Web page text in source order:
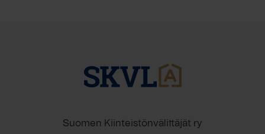
Suomen Kiinteistönvälittäjät ry